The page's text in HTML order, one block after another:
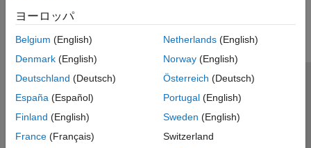
ヨーロッパ
Belgium (English)
Denmark (English)
Deutschland (Deutsch)
España (Español)
Finland (English)
France (Français)
Netherlands(English)
Norway(English)
Österreich (Deutsch)
Portugal(English)
Sweden (English)
Switzerland
トラストセンター
プライバシー ポリシー
違法コピー防止
アプリケーション ステータス
© 1994-2026 The MathWorks, Inc.